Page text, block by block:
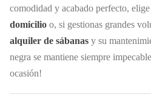
comodidad y acabado perfecto,
domicilio o, si gestionas grandes
alquiler de sábanas y su
negra se mantiene siempre
ocasión!